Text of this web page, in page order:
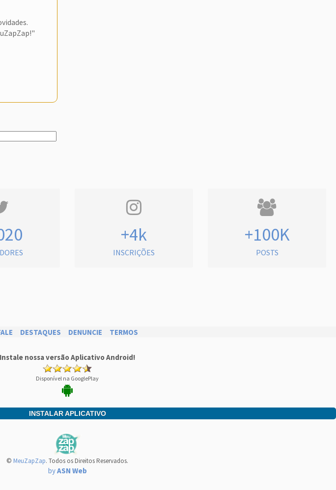
+4k
INSCRIÇÕES
+100K
POSTS
DESTAQUES DENUNCIE TERMOS
Instale nossa versão Aplicativo Android!
Disponível na GooglePlay
INSTALAR APLICATIVO
© MeuZapZap. Todos os Direitos Reservados.
byASN Web